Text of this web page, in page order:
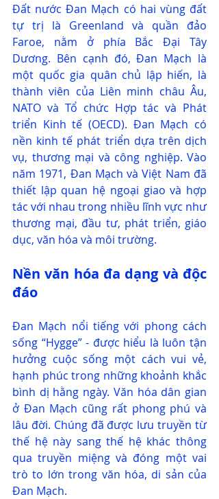
Đất nước Đan Mạch có hai vùng đất
tự trị là Greenland và quần đảo
Faroe, nằm ở phía Bắc Đại Tây
Dương. Bên cạnh đó, Đan Mạch là
một quốc gia quân chủ lập hiến, là
thành viên của Liên minh châu Âu,
NATO và Tổ chức Hợp tác và Phát
triển Kinh tế (OECD). Đan Mạch có
nền kinh tế phát triển dựa trên dịch
vụ, thương mại và công nghiệp. Vào
năm 1971, Đan Mạch và Việt Nam đã
thiết lập quan hệ ngoại giao và hợp
tác với nhau trong nhiều lĩnh vực như
thương mại, đầu tư, phát triển, giáo
dục, văn hóa và môi trường.
Nền văn hóa đa dạng và độc
đáo
Đan Mạch nổi tiếng với phong cách
sống “Hygge” - được hiểu là luôn tận
hưởng cuộc sống một cách vui vẻ,
hạnh phúc trong những khoảnh khắc
bình dị hằng ngày. Văn hóa dân gian
ở Đan Mạch cũng rất phong phú và
lâu đời. Chúng đã được lưu truyền từ
thế hệ này sang thế hệ khác thông
qua truyền miệng và đóng một vai
trò to lớn trong văn hóa, di sản của
Đan Mạch.